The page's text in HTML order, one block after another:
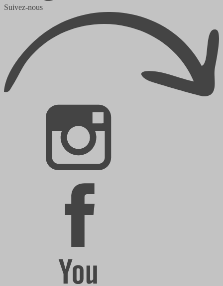
Suivez-nous